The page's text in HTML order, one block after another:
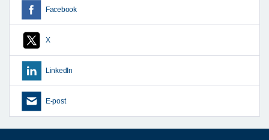
Facebook
X
LinkedIn
E-post